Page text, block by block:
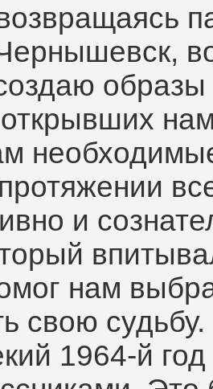
и
нам
свою судьбу.
1964-й